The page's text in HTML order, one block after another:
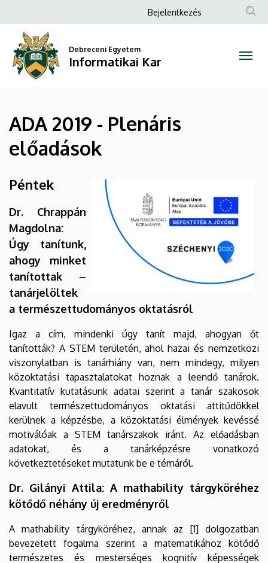
2019
Plenáris
Informatikai
Kar
a
tartalomra
Anonim
menüje
Bejelentkezés
Debreceni Egyetem
Informatikai Kar
ADA 2019 - Plenáris
előadások
Péntek
Dr. Chrappán
Magdolna:
Úgy tanítunk,
ahogy minket
tanítottak –
tanárjelöltek
a természettudományos oktatásról
Igaz a cím, mindenki úgy tanít majd, ahogyan őt
tanították? A STEM területén, ahol hazai és nemzetközi
viszonylatban is tanárhiány van, nem mindegy, milyen
közoktatási tapasztalatokat hoznak a leendő tanárok.
Kvantitatív kutatásunk adatai szerint a tanár szakosok
elavult természettudományos oktatási attitűdökkel
kerülnek a képzésbe, a közoktatási élmények kevéssé
motiválóak a STEM tanárszakok iránt. Az előadásban
adatokat, és a tanárképzésre vonatkozó
következtetéseket mutatunk be e témáról.
Dr. Gilányi Attila: A mathability tárgyköréhez
kötődő néhány új eredményről
A mathability tárgyköréhez, annak az [1] dolgozatban
bevezetett fogalma szerint a matematikához kötődő
természetes és mesterséges kognitív képességek